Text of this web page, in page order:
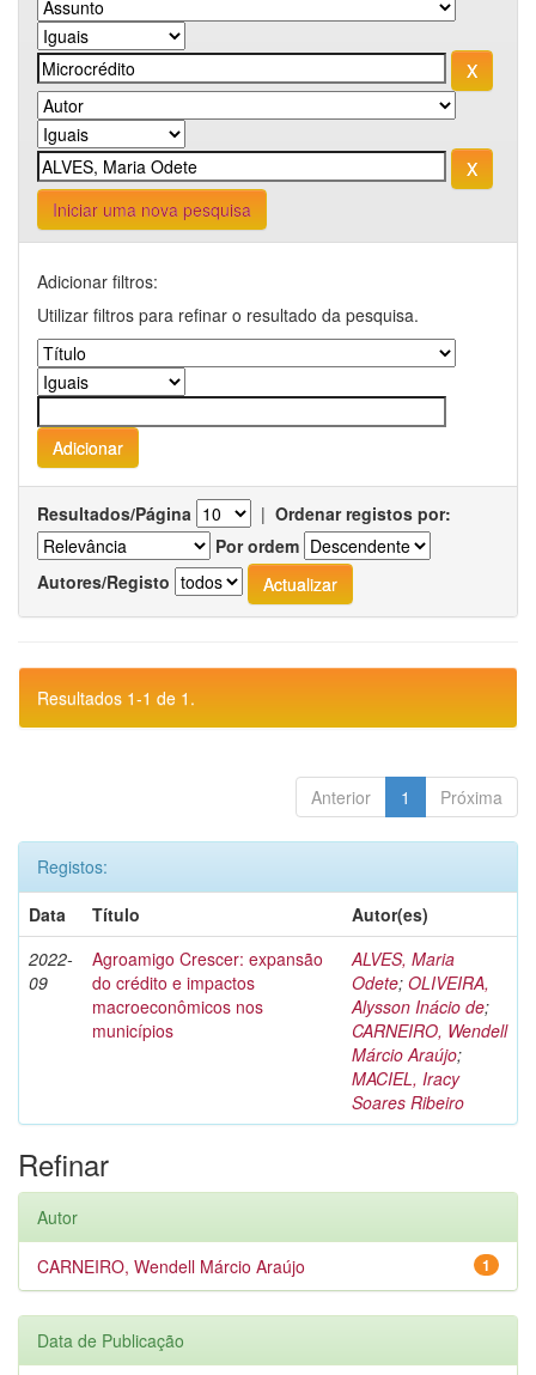
Iniciar uma nova pesquisa
Adicionar filtros:
Utilizar filtros para refinar o resultado da pesquisa.
Resultados/Página | Ordenar registos por:
Por ordem
Autores/Registo
Resultados 1-1 de 1.
Anterior 1 Próxima
Registos:
Data
Título
Autor(es)
2022-
09
Agroamigo Crescer: expansão
do crédito e impactos
macroeconômicos nos
municípios
ALVES, Maria
Odete; OLIVEIRA,
Alysson Inácio de;
CARNEIRO, Wendell
Márcio Araújo;
MACIEL, Iracy
Soares Ribeiro
Refinar
Autor
1
CARNEIRO, Wendell Márcio Araújo
Data de Publicação